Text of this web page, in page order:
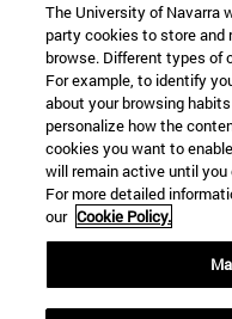
The University of Navarra
party cookies to store and
browse. Different types of
For example, to identify
about your browsing
personalize how the
cookies you want to
will remain active until
For more detailed
our Cookie Policy.